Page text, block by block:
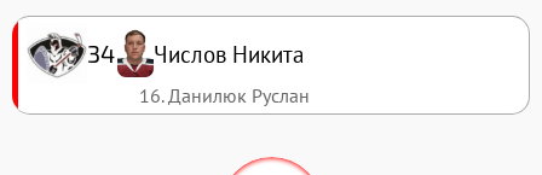
34 Числов Никита
16. Данилюк Руслан